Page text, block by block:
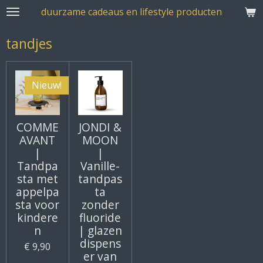
Ga
naar
hoofdinhoud
duurzame cadeaus en lifestyle producten
tandjes
Nieuw!
COMME
AVANT
|
Tandpa
sta met
appelpa
sta voor
kindere
n
€ 9,90
JONDI &
MOON
|
Vanille-
tandpas
ta
zonder
fluoride
| glazen
dispens
er van